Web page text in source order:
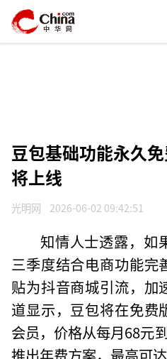
豆包基础功能永久
将上线
光明网 2026-06-02 09:42:51
知情人士透露，如
三季度结合电商功能完
贴为抖音商城引流，加
道显示，豆包将在免费
会员，价格从每月68元
推出年费方案，最高可达